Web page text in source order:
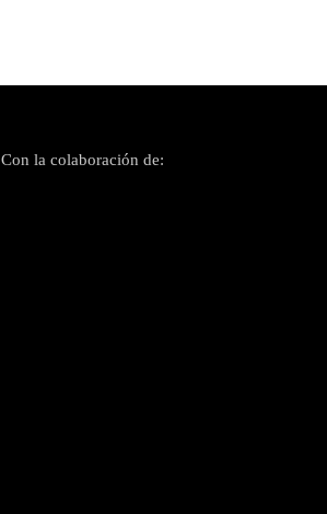
Con la colaboración de: